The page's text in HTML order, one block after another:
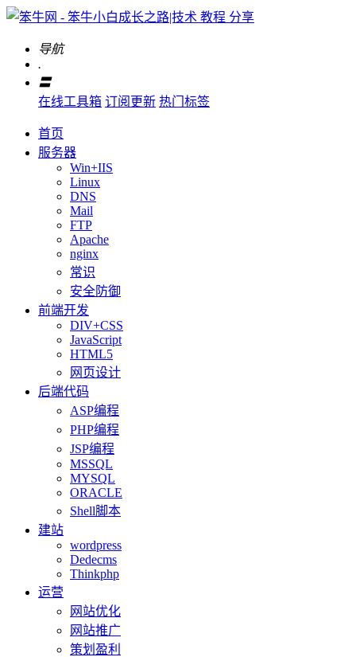
导航
.
〓
在线工具箱 订阅更新 热门标签
首页
服务器
Win+IIS
Linux
DNS
Mail
FTP
Apache
nginx
常识
安全防御
前端开发
DIV+CSS
JavaScript
HTML5
网页设计
后端代码
ASP编程
PHP编程
JSP编程
MSSQL
MYSQL
ORACLE
Shell脚本
建站
wordpress
Dedecms
Thinkphp
运营
网站优化
网站推广
策划盈利